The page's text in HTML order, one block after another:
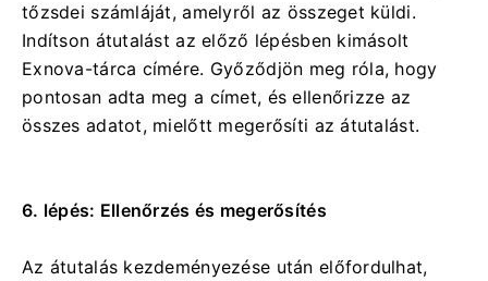
tőzsdei számláját, amelyről az összeget küldi.
Indítson átutalást az előző lépésben kimásolt
Exnova-tárca címére. Győződjön meg róla, hogy
pontosan adta meg a címet, és ellenőrizze az
összes adatot, mielőtt megerősíti az átutalást.
6. lépés: Ellenőrzés és megerősítés
Az átutalás kezdeményezése után előfordulhat,